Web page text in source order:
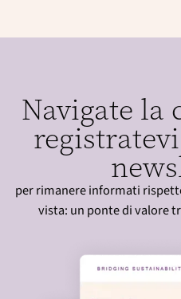
Navigate la
per rimanere informati
vista: un ponte di valore